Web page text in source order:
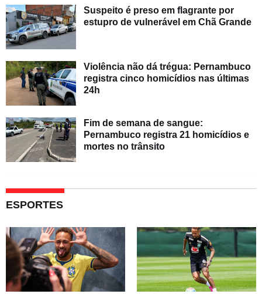
Suspeito é preso em flagrante por
estupro de vulnerável em Chã Grande
Violência não dá trégua: Pernambuco
registra cinco homicídios nas últimas
24h
Fim de semana de sangue:
Pernambuco registra 21 homicídios e
mortes no trânsito
ESPORTES